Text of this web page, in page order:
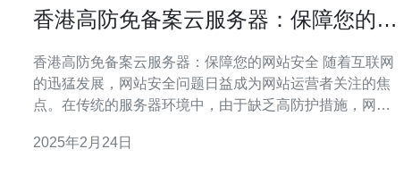
香港高防免备案云服务器：保障您的网
香港高防免备案云服务器：保障您的网站安全 随着互联网
的迅猛发展，网站安全问题日益成为网站运营者关注的焦
点。在传统的服务器环境中，由于缺乏高防护措施，网站
后果。为了解决这一问题，香港高防免备案云服务器应运
2025年2月24日